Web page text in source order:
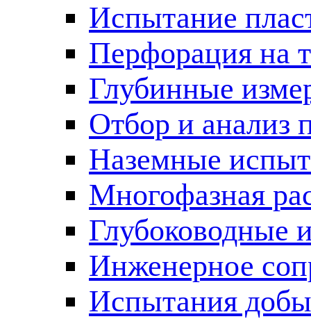
Испытание
Перфорация на
Глубинные
Отбор и анализ
Наземные
Многофазная
Глубоководные
Инженерное
Испытания